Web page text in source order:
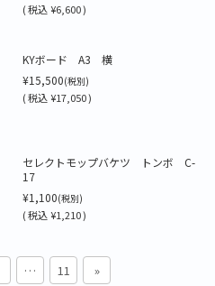
(税込 ¥6,600 )
KYボード A3 横
¥15,500(税別)
(税込 ¥17,050 )
セレクトモップバケツ トンボ C-
17
¥1,100(税別)
(税込 ¥1,210 )
… 11 »